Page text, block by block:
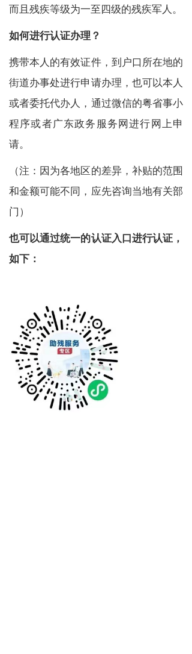
而且残疾等级为一至四级的残疾军人。
如何进行认证办理？
携带本人的有效证件，到户口所在地的
街道办事处进行申请办理，也可以本人
或者委托代办人，通过微信的粤省事小
程序或者广东政务服务网进行网上申
请。
（注：因为各地区的差异，补贴的范围
和金额可能不同，应先咨询当地有关部
门）
也可以通过统一的认证入口进行认证，
如下：